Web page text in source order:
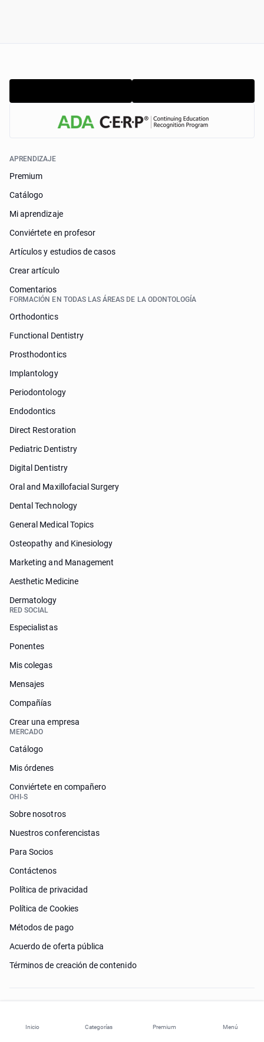
Inicio Categorías Premium Menú
APRENDIZAJE
Premium
Catálogo
Mi aprendizaje
Conviértete en profesor
Artículos y estudios de casos
Crear artículo
Comentarios
FORMACIÓN EN TODAS LAS ÁREAS DE LA ODONTOLOGÍA
Orthodontics
Functional Dentistry
Prosthodontics
Implantology
Periodontology
Endodontics
Direct Restoration
Pediatric Dentistry
Digital Dentistry
Oral and Maxillofacial Surgery
Dental Technology
General Medical Topics
Osteopathy and Kinesiology
Marketing and Management
Aesthetic Medicine
Dermatology
RED SOCIAL
Especialistas
Ponentes
Mis colegas
Mensajes
Compañías
Crear una empresa
MERCADO
Catálogo
Mis órdenes
Conviértete en compañero
OHI-S
Sobre nosotros
Nuestros conferencistas
Para Socios
Contáctenos
Política de privacidad
Política de Cookies
Métodos de pago
Acuerdo de oferta pública
Términos de creación de contenido
¿Necesitas ayuda?